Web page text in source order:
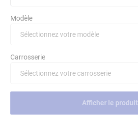
Modèle
Sélectionnez votre modèle
Carrosserie
Sélectionnez votre carrosserie
Afficher le produit